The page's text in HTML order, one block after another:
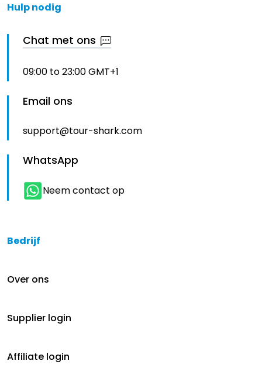
Hulp nodig
Chat met ons
09:00 to 23:00 GMT+1
Email ons
support@tour-shark.com
WhatsApp
Neem contact op
Bedrijf
Over ons
Supplier login
Affiliate login